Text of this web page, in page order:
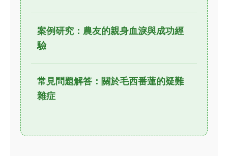
案例研究：農友的親身血淚與成功經
驗
常見問題解答：關於毛西番蓮的疑難
雜症